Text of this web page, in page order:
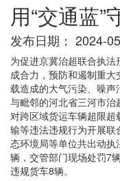
用“交通蓝”
发布日期： 2024-
为促进京冀治超联合执法
成合力，预防和遏制重
载造成的大气污染、噪
与毗邻的河北省三河市
对跨区域货运车辆超限
输等违法违规行为开展
态环境局等单位共出动
辆，交管部门现场处罚7
违规货车8辆。